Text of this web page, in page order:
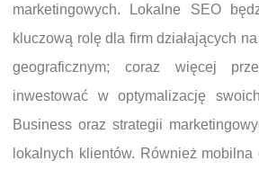
marketingowych. Lokalne SEO
kluczową rolę dla firm działających
geograficznym; coraz więcej
inwestować w optymalizację
Business oraz strategii
lokalnych klientów. Również